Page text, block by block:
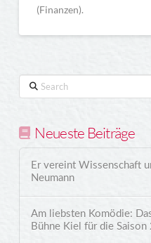
(Finanzen).
Search
Neueste Beiträge
Er vereint Wissenschaft
Neumann
Am liebsten Komödie:
Bühne Kiel für die